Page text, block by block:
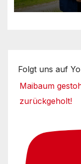
Folgt uns auf
Maibaum
zurückgeholt!